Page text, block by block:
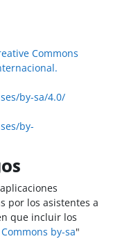
Commons
by-sa/4.0/
by-
por los asistentes a
que incluir los
by-sa"